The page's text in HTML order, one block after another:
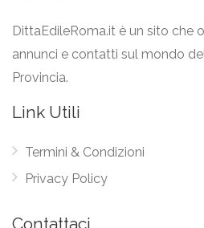
DittaEdileRoma.it è un sito che
annunci e contatti sul mondo
Provincia.
Link Utili
Termini & Condizioni
Privacy Policy
Contattaci